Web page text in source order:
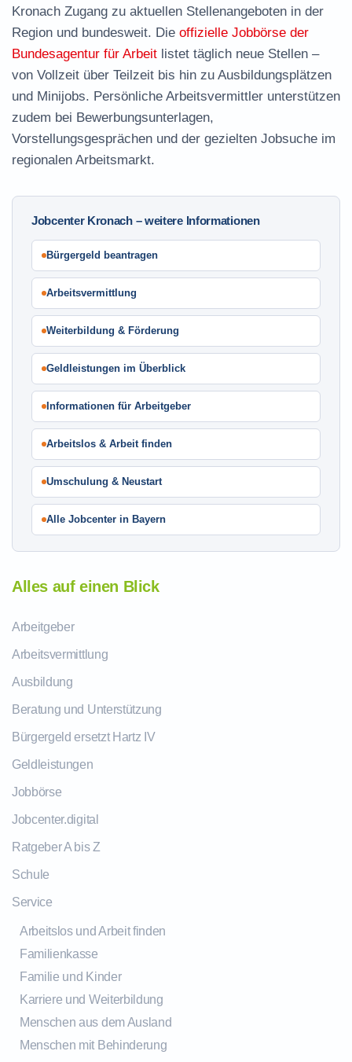
Kronach Zugang zu aktuellen Stellenangeboten in der
Region und bundesweit. Die offizielle Jobbörse der
Bundesagentur für Arbeit listet täglich neue Stellen –
von Vollzeit über Teilzeit bis hin zu Ausbildungsplätzen
und Minijobs. Persönliche Arbeitsvermittler unterstützen
zudem bei Bewerbungsunterlagen,
Vorstellungsgesprächen und der gezielten Jobsuche im
regionalen Arbeitsmarkt.
Jobcenter Kronach – weitere Informationen
Bürgergeld beantragen
Arbeitsvermittlung
Weiterbildung & Förderung
Geldleistungen im Überblick
Informationen für Arbeitgeber
Arbeitslos & Arbeit finden
Umschulung & Neustart
Alle Jobcenter in Bayern
Alles auf einen Blick
Arbeitgeber
Arbeitsvermittlung
Ausbildung
Beratung und Unterstützung
Bürgergeld ersetzt Hartz IV
Geldleistungen
Jobbörse
Jobcenter.digital
Ratgeber A bis Z
Schule
Service
Arbeitslos und Arbeit finden
Familienkasse
Familie und Kinder
Karriere und Weiterbildung
Menschen aus dem Ausland
Menschen mit Behinderung